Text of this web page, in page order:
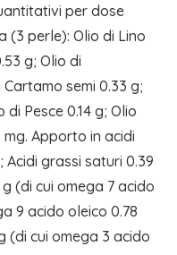
per dose
(3 perle): Olio di Lino
g; Olio di
semi 0.33 g;
Pesce 0.14 g; Olio
Apporto in acidi
Acidi grassi saturi 0.39
g (di cui omega 7 acido
9 acido oleico 0.78
(di cui omega 3 acido